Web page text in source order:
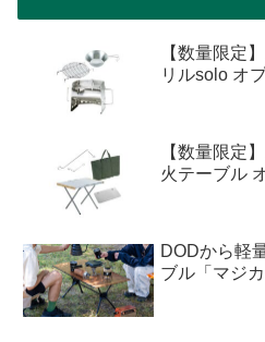
【数量限定
リルsolo オ
【数量限定
火テーブル
DODから軽
ブル「マジ